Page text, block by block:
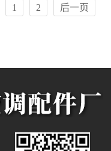
1 2
后一页